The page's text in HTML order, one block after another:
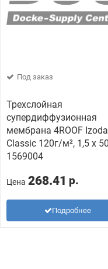
Под заказ
Трехслойная
супердиффузионная
мембрана 4ROOF
Classic 120г/м², 1,5 x
1569004
Цена 268.41 р.
Подробнее